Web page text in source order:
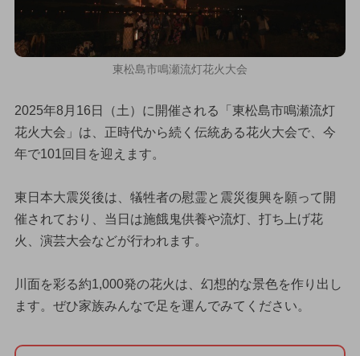
東松島市鳴瀬流灯花火大会
2025年8月16日（土）に開催される「東松島市鳴瀬流灯
花火大会」は、正時代から続く伝統ある花火大会で、今
年で101回目を迎えます。
東日本大震災後は、犠牲者の慰霊と震災復興を願って開
催されており、当日は施餓鬼供養や流灯、打ち上げ花
火、演芸大会などが行われます。
川面を彩る約1,000発の花火は、幻想的な景色を作り出し
ます。ぜひ家族みんなで足を運んでみてください。